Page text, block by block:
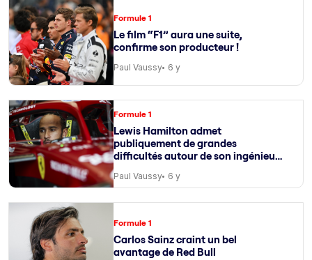
Formule 1
Le film “F1” aura une suite,
confirme son producteur !
Paul Vaussy 6 y
Formule 1
Lewis Hamilton admet
publiquement de grandes
difficultés autour de son ingénieur
Paul Vaussy 6 y
Formule 1
Carlos Sainz craint un bel
avantage de Red Bull